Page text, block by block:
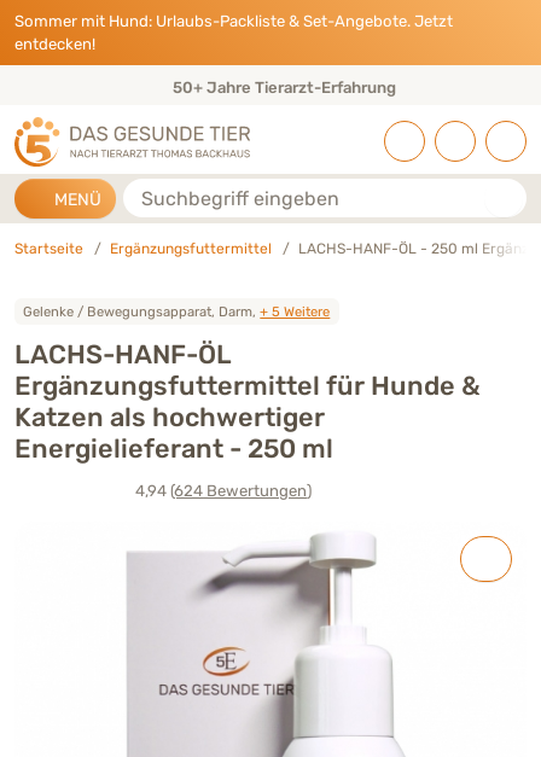
Direkt zu:
INHALT
HAUPTMENÜ
FOOTER
Sommer mit Hund: Urlaubs-Packliste & Set-Angebote. Jetzt
entdecken!
50+ Jahre Tierarzt-Erfahrung
MENÜ Suche
Startseite Ergänzungsfuttermittel LACHS-HANF-ÖL - 250 ml
Gelenke / Bewegungsapparat, Darm,+ 5 Weitere
LACHS-HANF-ÖL
Ergänzungsfuttermittel für Hunde &
Katzen als hochwertiger
Energielieferant - 250 ml
4,94(624 Bewertungen)